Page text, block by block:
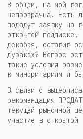
В общем, на мой
непрозрачна. Есть
подадут заявку на
открытой
декабря, оставив
дураках? Вопрос
такие условия
к миноритариям я
В связи с
рекомендация
текущей рыночной
участие в открытой